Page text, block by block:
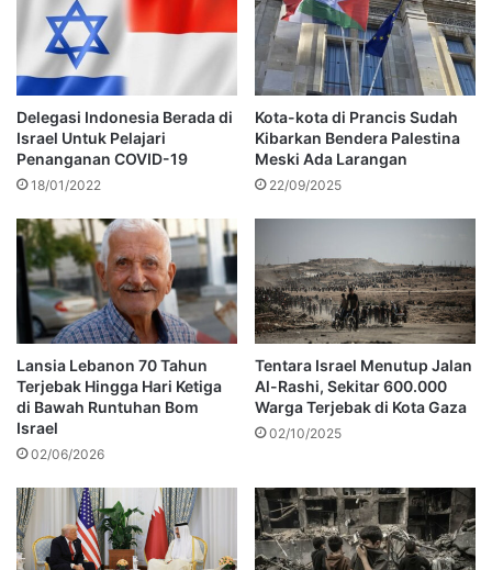
Delegasi Indonesia Berada di
Israel Untuk Pelajari
Penanganan COVID-19
18/01/2022
Kota-kota di Prancis Sudah
Kibarkan Bendera Palestina
Meski Ada Larangan
22/09/2025
Lansia Lebanon 70 Tahun
Terjebak Hingga Hari Ketiga
di Bawah Runtuhan Bom
Israel
02/06/2026
Tentara Israel Menutup Jalan
Al-Rashi, Sekitar 600.000
Warga Terjebak di Kota Gaza
02/10/2025